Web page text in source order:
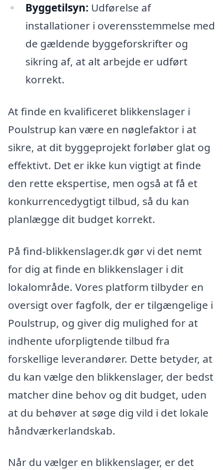
Byggetilsyn: Udførelse af
installationer i overensstemmelse med
de gældende byggeforskrifter og
sikring af, at alt arbejde er udført
korrekt.
At finde en kvalificeret blikkenslager i
Poulstrup kan være en nøglefaktor i at
sikre, at dit byggeprojekt forløber glat og
effektivt. Det er ikke kun vigtigt at finde
den rette ekspertise, men også at få et
konkurrencedygtigt tilbud, så du kan
planlægge dit budget korrekt.
På find-blikkenslager.dk gør vi det nemt
for dig at finde en blikkenslager i dit
lokalområde. Vores platform tilbyder en
oversigt over fagfolk, der er tilgængelige i
Poulstrup, og giver dig mulighed for at
indhente uforpligtende tilbud fra
forskellige leverandører. Dette betyder, at
du kan vælge den blikkenslager, der bedst
matcher dine behov og dit budget, uden
at du behøver at søge dig vild i det lokale
håndværkerlandskab.
Når du vælger en blikkenslager, er det